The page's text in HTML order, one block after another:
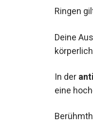
Ringen
Deine
die
In der
auch